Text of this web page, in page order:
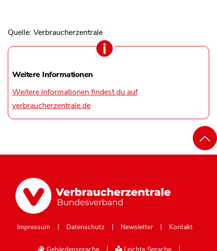
Quelle: Verbraucherzentrale
Weitere Informationen
Weitere Informationen findest du auf
verbraucherzentrale.de
Impressum Datenschutz Newsletter Kontakt